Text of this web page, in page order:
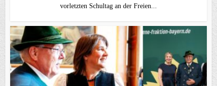
vorletzten Schultag an der Freien...